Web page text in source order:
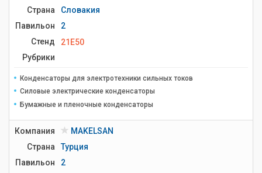
Страна
Словакия
Павильон
2
Стенд
21E50
Рубрики
Конденсаторы для электротехники сильных токов
Силовые электрические конденсаторы
Бумажные и пленочные конденсаторы
Компания
MAKELSAN
Страна
Турция
Павильон
2